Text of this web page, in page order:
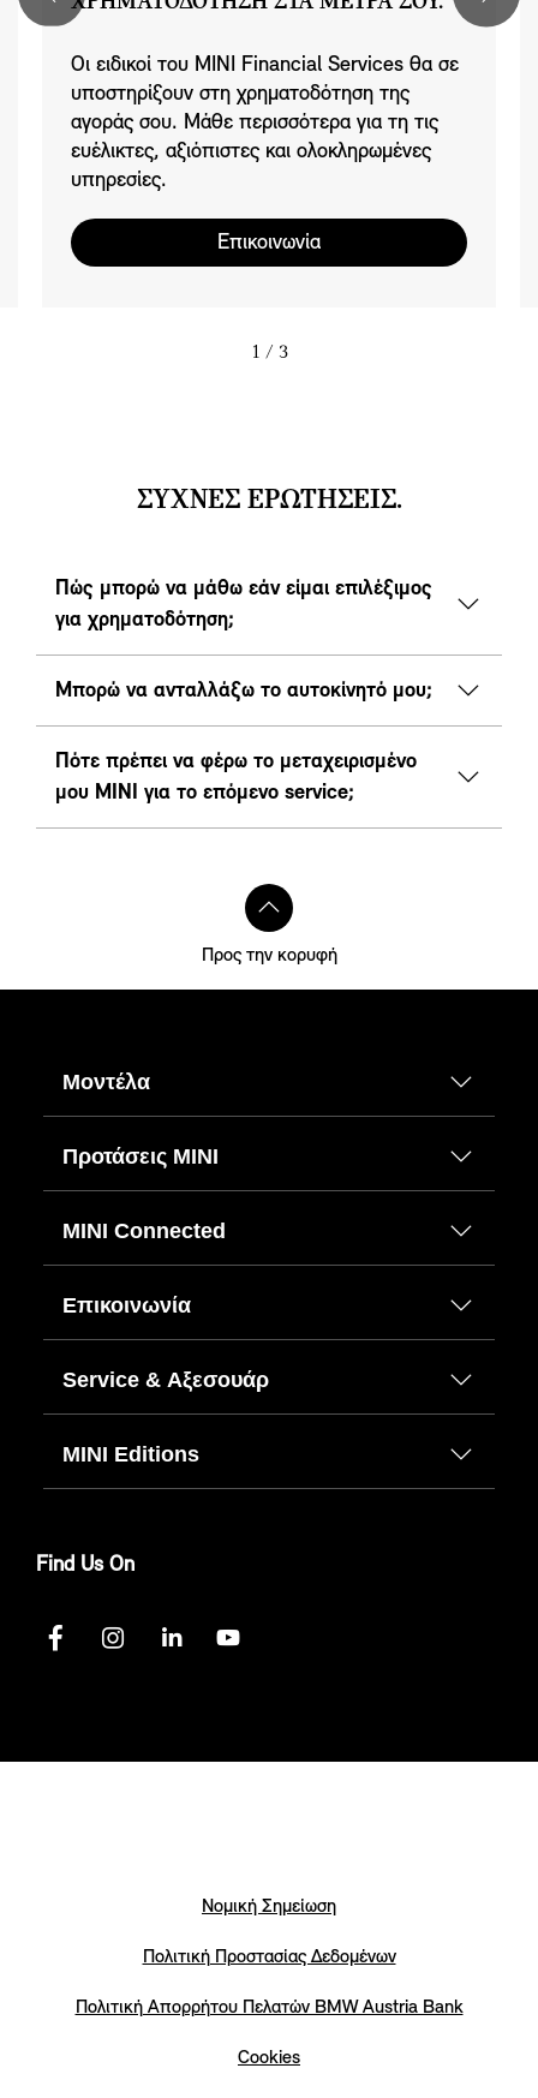
Οι ειδικοί του MINI Financial Services θα σε
υποστηρίξουν στη χρηματοδότηση της
αγοράς σου. Μάθε περισσότερα για τη τις
ευέλικτες, αξιόπιστες και ολοκληρωμένες
υπηρεσίες.
Επικοινωνία
1 / 3
ΣΥΧΝΕΣ ΕΡΩΤΗΣΕΙΣ.
Πώς μπορώ να μάθω εάν είμαι επιλέξιμος
για χρηματοδότηση;
Μπορώ να ανταλλάξω το αυτοκίνητό μου;
Πότε πρέπει να φέρω το μεταχειρισμένο
μου MINI για το επόμενο service;
Προς την κορυφή
Μοντέλα
Προτάσεις ΜΙΝΙ
MINI Connected
Επικοινωνία
Service & Αξεσουάρ
MINI Editions
Find Us On
Νομική Σημείωση
Πολιτική Προστασίας Δεδομένων
Πολιτική Απορρήτου Πελατών ΒΜW Austria Bank
Cookies